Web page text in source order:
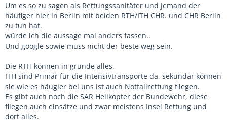
Um es so zu sagen als Rettungssanitäter und jemand der
häufiger hier in Berlin mit beiden RTH/ITH CHR. und CHR Berlin
zu tun hat.
würde ich die aussage mal anders fassen..
Und google sowie muss nicht der beste weg sein.
Die RTH können in grunde alles.
ITH sind Primär für die Intensivtransporte da, sekundär können
sie wie es häugier bei uns ist auch Notfallrettung fliegen.
Es gibt auch noch die SAR Helikopter der Bundewehr, diese
fliegen auch einsätze und zwar meistens Insel Rettung und
dort alles.